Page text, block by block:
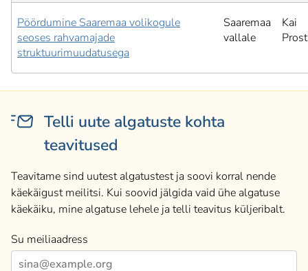
Pöördumine Saaremaa volikogule
seoses rahvamajade
struktuurimuudatusega
Saaremaa
vallale
Kai
Telli uute algatuste kohta
teavitused
Teavitame sind uutest algatustest ja soovi korral nende
käekäigust meilitsi. Kui soovid jälgida vaid ühe algatuse
käekäiku, mine algatuse lehele ja telli teavitus küljeribalt.
Su meiliaadress